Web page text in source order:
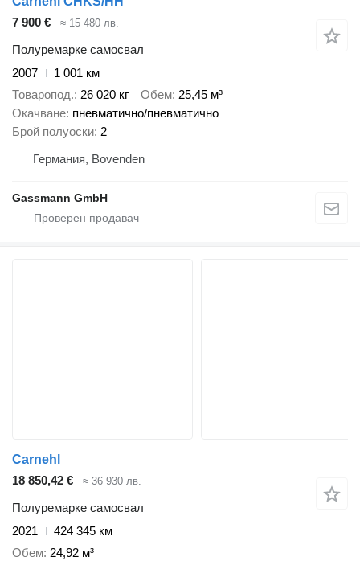
7 900 €
≈ 15 480 лв.
Полуремарке самосвал
2007
1 001 км
Товаропод. 26 020 кг Обем 25,45 м³
Окачване пневматично/пневматично
Брой полуоски 2
Германия, Bovenden
Gassmann GmbH
Carnehl
18 850,42 €
≈ 36 930 лв.
Полуремарке самосвал
2021
424 345 км
Обем 24,92 м³